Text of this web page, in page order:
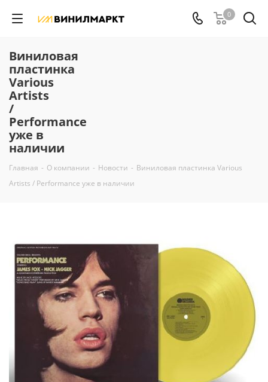
0
Виниловая
пластинка
Various
Artists
/
Performance
уже в
наличии
Главная - О компании - Новости - Виниловая пластинка Various
Artists / Performance уже в наличии